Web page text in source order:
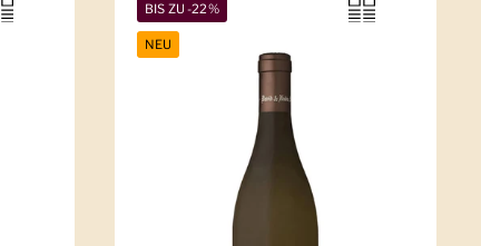
BIS ZU -22%
NEU